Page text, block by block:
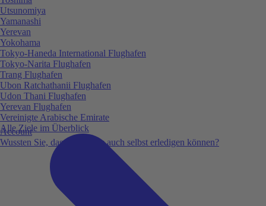
Account
Wussten Sie, dass Sie vieles auch selbst erledigen können?
Utsunomiya
Yamanashi
Yerevan
Yokohama
Tokyo-Haneda International Flughafen
Tokyo-Narita Flughafen
Trang Flughafen
Ubon Ratchathanii Flughafen
Udon Thani Flughafen
Yerevan Flughafen
Vereinigte Arabische Emirate
Alle Ziele im Überblick